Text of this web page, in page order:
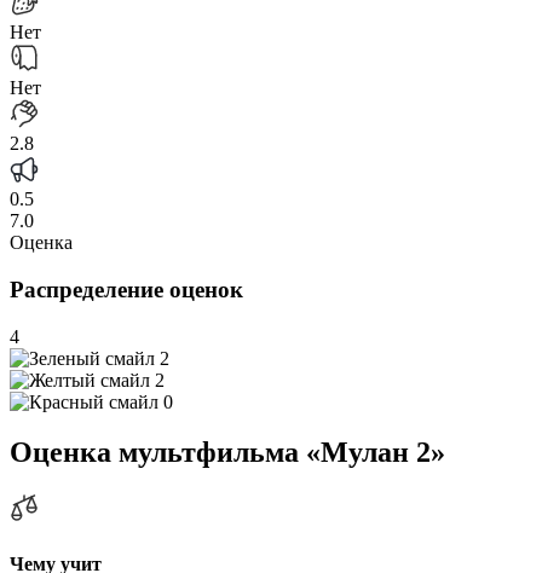
Нет
Нет
2.8
0.5
7.0
Оценка
Распределение оценок
4
2
2
0
Оценка мультфильма «Мулан 2»
Чему учит